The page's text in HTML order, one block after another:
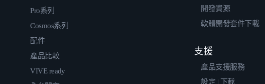
Pro系列
Cosmos系列
配件
產品比較
VIVE ready
開發資源
軟體開發套件下載
支援
產品支援服務
設定 | 下載